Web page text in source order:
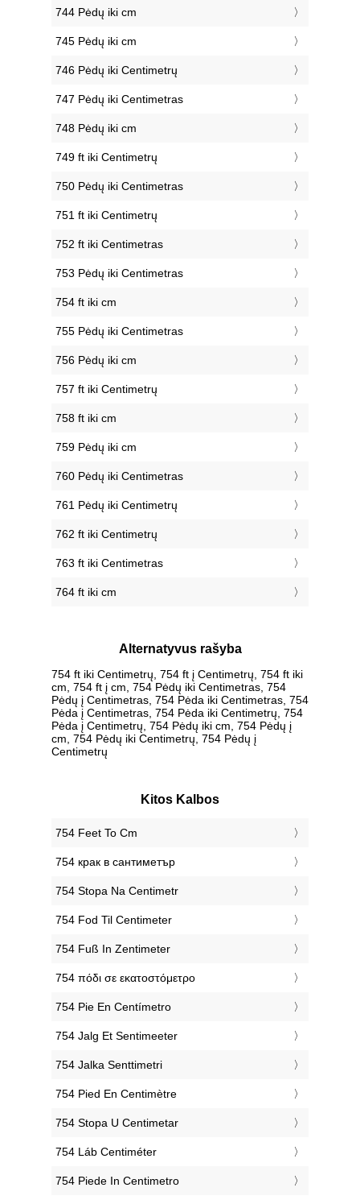
744 Pėdų iki cm
745 Pėdų iki cm
746 Pėdų iki Centimetrų
747 Pėdų iki Centimetras
748 Pėdų iki cm
749 ft iki Centimetrų
750 Pėdų iki Centimetras
751 ft iki Centimetrų
752 ft iki Centimetras
753 Pėdų iki Centimetras
754 ft iki cm
755 Pėdų iki Centimetras
756 Pėdų iki cm
757 ft iki Centimetrų
758 ft iki cm
759 Pėdų iki cm
760 Pėdų iki Centimetras
761 Pėdų iki Centimetrų
762 ft iki Centimetrų
763 ft iki Centimetras
764 ft iki cm
Alternatyvus rašyba
754 ft iki Centimetrų, 754 ft į Centimetrų, 754 ft iki
cm, 754 ft į cm, 754 Pėdų iki Centimetras, 754
Pėdų į Centimetras, 754 Pėda iki Centimetras, 754
Pėda į Centimetras, 754 Pėda iki Centimetrų, 754
Pėda į Centimetrų, 754 Pėdų iki cm, 754 Pėdų į
cm, 754 Pėdų iki Centimetrų, 754 Pėdų į
Centimetrų
Kitos Kalbos
‎754 Feet To Cm
‎754 крак в сантиметър
‎754 Stopa Na Centimetr
‎754 Fod Til Centimeter
‎754 Fuß In Zentimeter
‎754 πόδι σε εκατοστόμετρο
‎754 Pie En Centímetro
‎754 Jalg Et Sentimeeter
‎754 Jalka Senttimetri
‎754 Pied En Centimètre
‎754 Stopa U Centimetar
‎754 Láb Centiméter
‎754 Piede In Centimetro